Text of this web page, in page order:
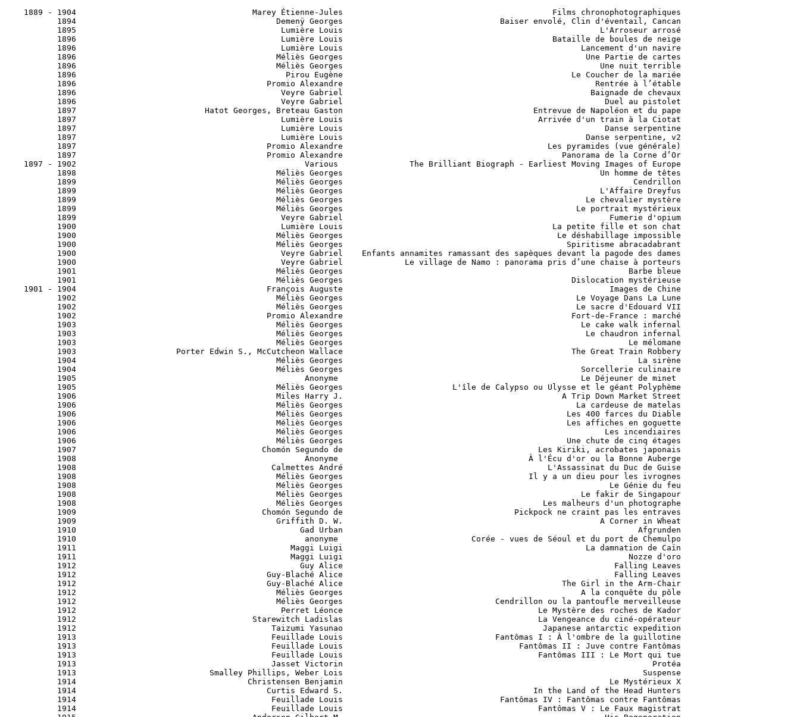
    1889 - 1904                                     Marey Étienne-Jules                                            Films chronophotographiques
           1894                                          Demenÿ Georges                                 Baiser envolé, Clin d'éventail, Cancan
           1895                                           Lumière Louis                                                      L'Arroseur arrosé
           1896                                           Lumière Louis                                            Bataille de boules de neige
           1896                                           Lumière Louis                                                  Lancement d'un navire
           1896                                          Méliès Georges                                                   Une Partie de cartes
           1896                                          Méliès Georges                                                      Une nuit terrible
           1896                                            Pirou Eugène                                                Le Coucher de la mariée
           1896                                        Promio Alexandre                                                     Rentrée à l’étable
           1896                                           Veyre Gabriel                                                    Baignade de chevaux
           1896                                           Veyre Gabriel                                                       Duel au pistolet
           1897                           Hatot Georges, Breteau Gaston                                        Entrevue de Napoléon et du pape
           1897                                           Lumière Louis                                         Arrivée d'un train à la Ciotat
           1897                                           Lumière Louis                                                       Danse serpentine
           1897                                           Lumière Louis                                                   Danse serpentine, v2
           1897                                        Promio Alexandre                                           Les pyramides (vue générale)
           1897                                        Promio Alexandre                                              Panorama de la Corne d’Or
    1897 - 1902                                                Various               The Brilliant Biograph - Earliest Moving Images of Europe
           1898                                          Méliès Georges                                                      Un homme de têtes
           1899                                          Méliès Georges                                                             Cendrillon
           1899                                          Méliès Georges                                                      L'Affaire Dreyfus
           1899                                          Méliès Georges                                                   Le chevalier mystère
           1899                                          Méliès Georges                                                 Le portrait mystérieux
           1899                                           Veyre Gabriel                                                        Fumerie d'opium
           1900                                           Lumière Louis                                            La petite fille et son chat
           1900                                          Méliès Georges                                             Le déshabillage impossible
           1900                                          Méliès Georges                                               Spiritisme abracadabrant
           1900                                           Veyre Gabriel    Enfants annamites ramassant des sapèques devant la pagode des dames
           1900                                           Veyre Gabriel             Le village de Namo : panorama pris d’une chaise à porteurs
           1901                                          Méliès Georges                                                            Barbe bleue
           1901                                          Méliès Georges                                                Dislocation mystérieuse
    1901 - 1904                                        François Auguste                                                        Images de Chine
           1902                                          Méliès Georges                                                 Le Voyage Dans La Lune
           1902                                          Méliès Georges                                                 Le sacre d'Edouard VII
           1902                                        Promio Alexandre                                                Fort-de-France : marché
           1903                                          Méliès Georges                                                  Le cake walk infernal
           1903                                          Méliès Georges                                                   Le chaudron infernal
           1903                                          Méliès Georges                                                            Le mélomane
           1903                     Porter Edwin S., McCutcheon Wallace                                                The Great Train Robbery
           1904                                          Méliès Georges                                                              La sirène
           1904                                          Méliès Georges                                                  Sorcellerie culinaire
           1905                                                Anonyme                                                   Le Déjeuner de minet
           1905                                          Méliès Georges                       L'île de Calypso ou Ulysse et le géant Polyphème
           1906                                          Miles Harry J.                                              A Trip Down Market Street
           1906                                          Méliès Georges                                                 La cardeuse de matelas
           1906                                          Méliès Georges                                               Les 400 farces du Diable
           1906                                          Méliès Georges                                               Les affiches en goguette
           1906                                          Méliès Georges                                                       Les incendiaires
           1906                                          Méliès Georges                                               Une chute de cinq étages
           1907                                       Chomón Segundo de                                         Les Kiriki, acrobates japonais
           1908                                                Anonyme                                        À l'Écu d'or ou la Bonne Auberge
           1908                                         Calmettes André                                           L'Assassinat du Duc de Guise
           1908                                          Méliès Georges                                       Il y a un dieu pour les ivrognes
           1908                                          Méliès Georges                                                        Le Génie du feu
           1908                                          Méliès Georges                                                  Le fakir de Singapour
           1908                                          Méliès Georges                                          Les malheurs d'un photographe
           1909                                       Chomón Segundo de                                    Pickpock ne craint pas les entraves
           1909                                          Griffith D. W.                                                      A Corner in Wheat
           1910                                               Gad Urban                                                              Afgrunden
           1910                                                anonyme                            Corée - vues de Séoul et du port de Chemulpo
           1911                                             Maggi Luigi                                                   La damnation de Caïn
           1911                                             Maggi Luigi                                                            Nozze d'oro
           1912                                               Guy Alice                                                         Falling Leaves
           1912                                        Guy-Blaché Alice                                                         Falling Leaves
           1912                                        Guy-Blaché Alice                                              The Girl in the Arm-Chair
           1912                                          Méliès Georges                                                  A la conquête du pôle
           1912                                          Méliès Georges                                Cendrillon ou la pantoufle merveilleuse
           1912                                           Perret Léonce                                         Le Mystère des roches de Kador
           1912                                     Starewitch Ladislas                                         La Vengeance du ciné-opérateur
           1912                                         Taizumi Yasunao                                          Japanese antarctic e